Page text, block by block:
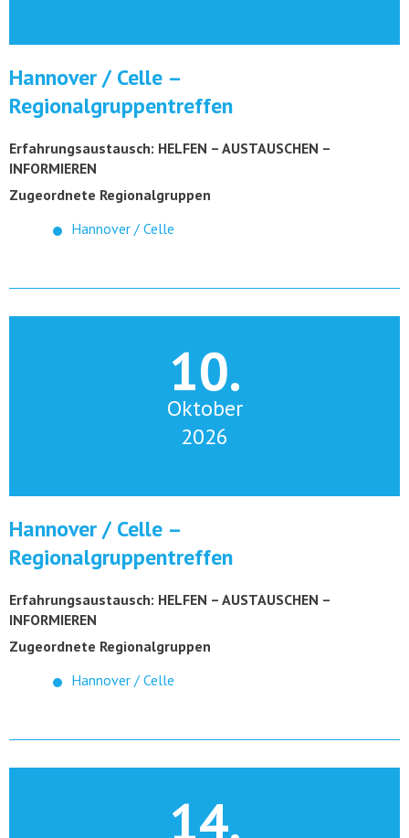
Hannover / Celle –
Regionalgruppentreffen
Erfahrungsaustausch: HELFEN – AUSTAUSCHEN –
INFORMIEREN
Zugeordnete Regionalgruppen
Hannover / Celle
10.
Oktober
2026
Hannover / Celle –
Regionalgruppentreffen
Erfahrungsaustausch: HELFEN – AUSTAUSCHEN –
INFORMIEREN
Zugeordnete Regionalgruppen
Hannover / Celle
14.